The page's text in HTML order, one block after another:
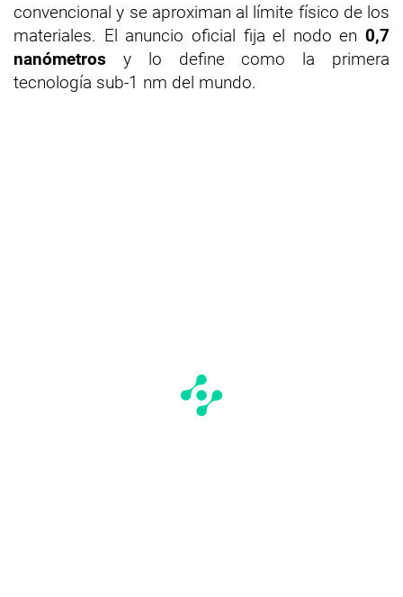
convencional y se aproximan al límite físico de los
materiales. El anuncio oficial fija el nodo en 0,7
nanómetros y lo define como la primera
tecnología sub-1 nm del mundo.